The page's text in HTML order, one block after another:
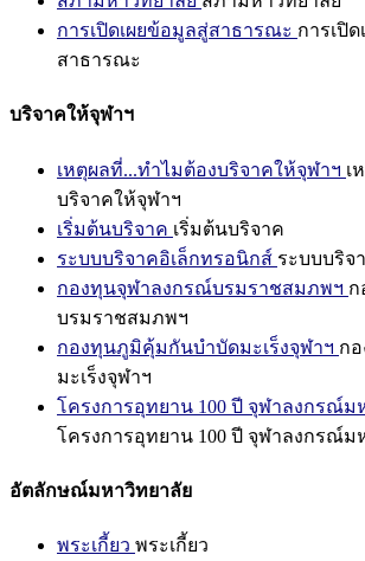
การเปิดเผยข้อมูลสู่สาธารณะ การเปิ
สาธารณะ
บริจาคให้จุฬาฯ
เหตุผลที่...ทำไมต้องบริจาคให้จุฬาฯ เ
บริจาคให้จุฬาฯ
เริ่มต้นบริจาค เริ่มต้นบริจาค
ระบบบริจาคอิเล็กทรอนิกส์ ระบบบริจ
กองทุนจุฬาลงกรณ์บรมราชสมภพฯ ก
บรมราชสมภพฯ
กองทุนภูมิคุ้มกันบำบัดมะเร็งจุฬาฯ ก
มะเร็งจุฬาฯ
โครงการอุทยาน 100 ปี จุฬาลงกรณ์ม
โครงการอุทยาน 100 ปี จุฬาลงกรณ์ม
อัตลักษณ์มหาวิทยาลัย
พระเกี้ยว พระเกี้ยว